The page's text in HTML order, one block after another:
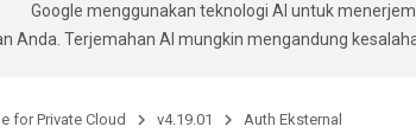
Google menggunakan teknologi AI untuk
Anda. Terjemahan AI mungkin mengandung
for Private Cloud v4.19.01 Auth Eksternal